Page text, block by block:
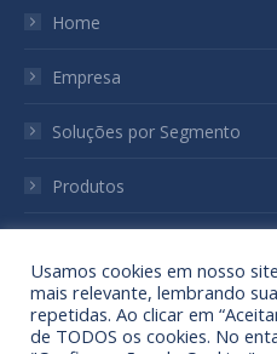
windowwindowwindow
Home
Empresa
Soluções por Segmento
Produtos
Sustentabilidade
Usamos cookies em nosso
mais relevante, lembrando
repetidas. Ao clicar em
de TODOS os cookies. No